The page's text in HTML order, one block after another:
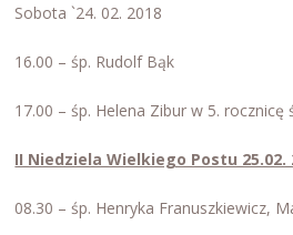
Sobota `24. 02. 2018
16.00 – śp. Rudolf Bąk
17.00 – śp. Helena Zibur w 5. rocznicę
II Niedziela Wielkiego Postu 25.02.
08.30 – śp. Henryka Franuszkiewicz,